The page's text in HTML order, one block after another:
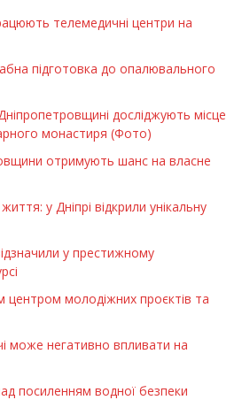
телемедичні центри на
підготовка до опалювального
досліджують місце
монастиря (Фото)
отримують шанс на власне
у Дніпрі відкрили унікальну
у престижному
центром молодіжних проєктів та
може негативно впливати на
посиленням водної безпеки